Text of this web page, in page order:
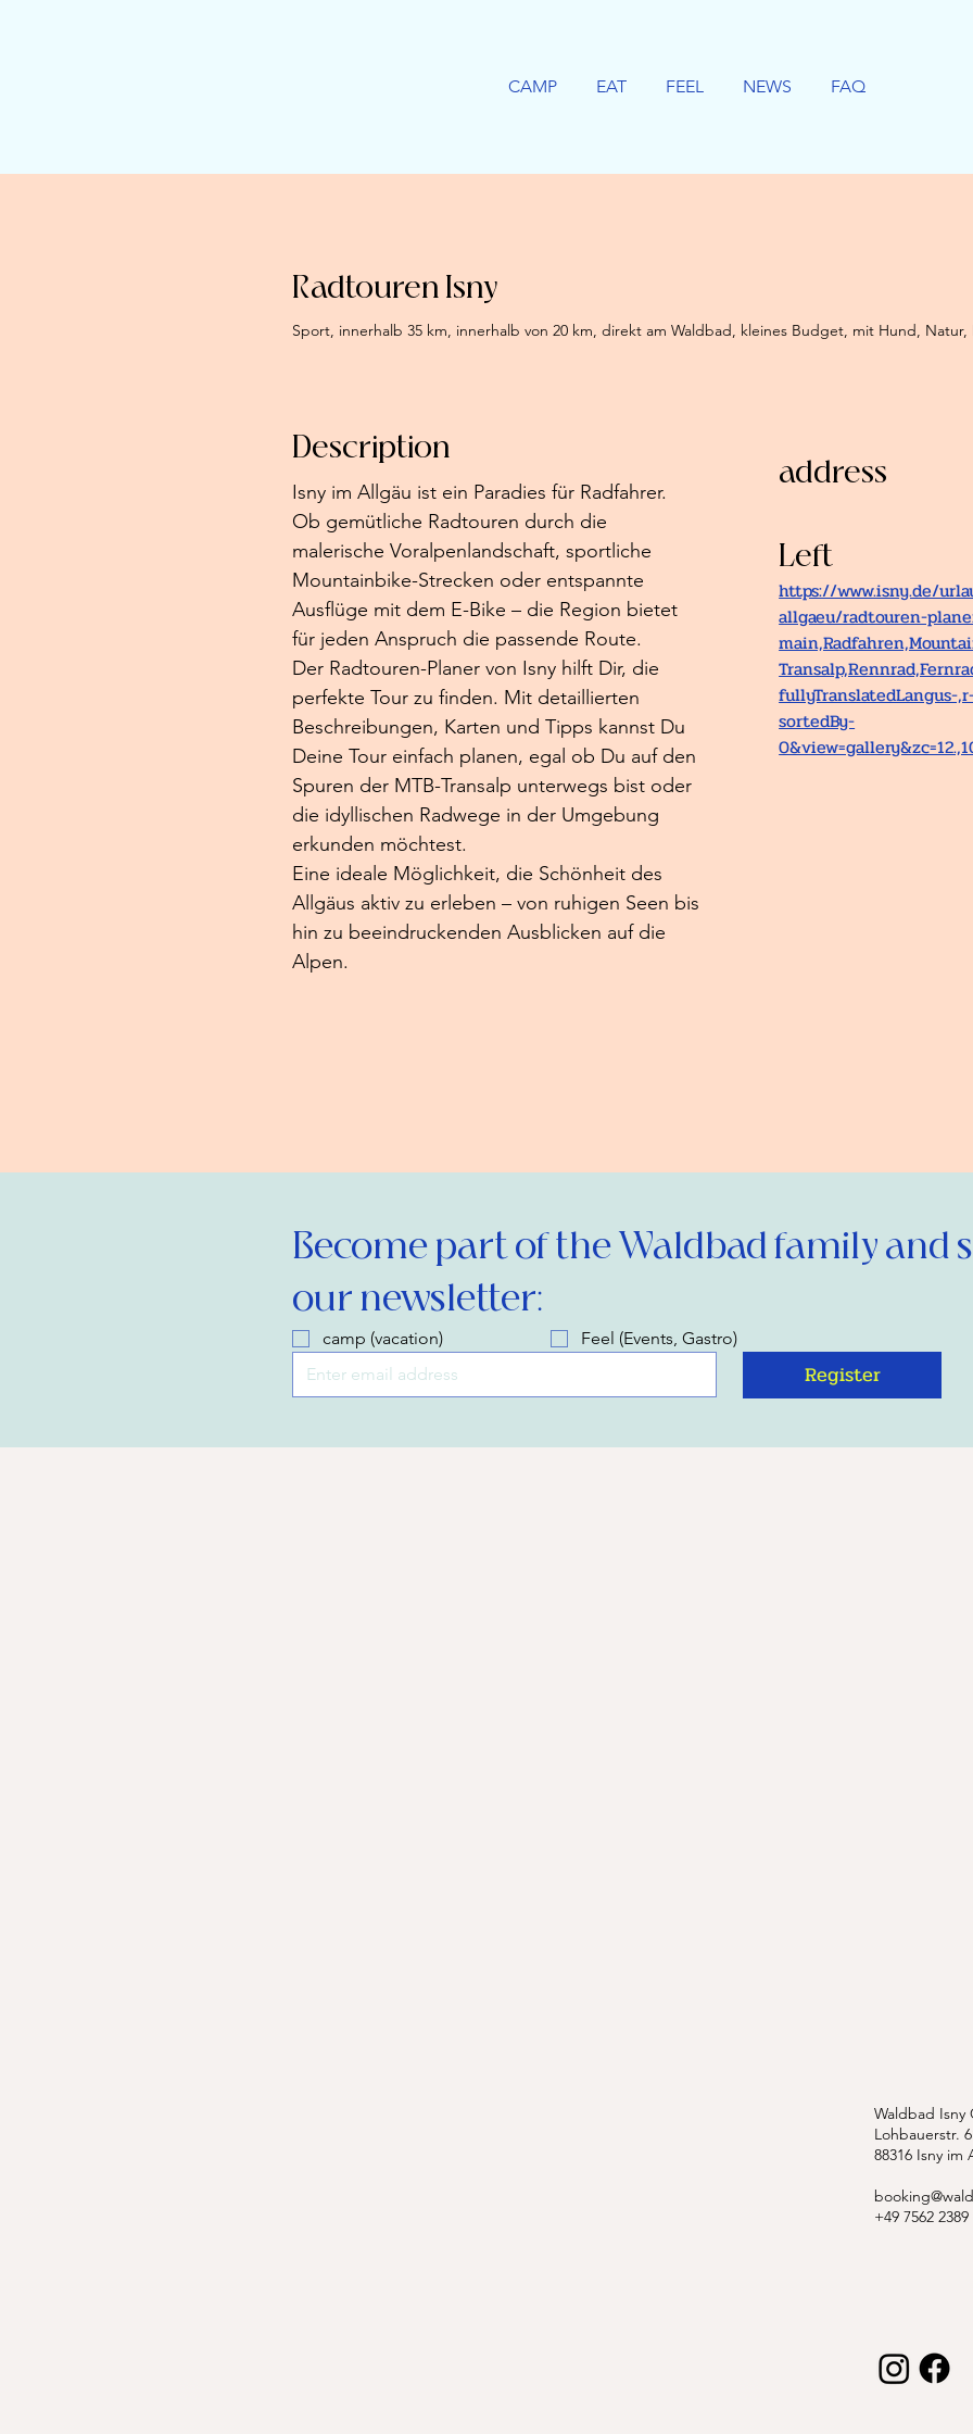
CAMP EAT FEEL NEWS FAQ
Radtouren Isny
Sport, innerhalb 35 km, innerhalb von 20 km, direkt am Waldbad, kleines Budget, mit Hund, Natur,
Become part of the Waldbad family and
our newsletter:
camp (vacation) Feel (Events, Gastro)
Register
Description
Isny im Allgäu ist ein Paradies für Radfahrer.
Ob gemütliche Radtouren durch die
malerische Voralpenlandschaft, sportliche
Mountainbike-Strecken oder entspannte
Ausflüge mit dem E-Bike – die Region bietet
für jeden Anspruch die passende Route.
Der Radtouren-Planer von Isny hilft Dir, die
perfekte Tour zu finden. Mit detaillierten
Beschreibungen, Karten und Tipps kannst Du
Deine Tour einfach planen, egal ob Du auf den
Spuren der MTB-Transalp unterwegs bist oder
die idyllischen Radwege in der Umgebung
erkunden möchtest.
Eine ideale Möglichkeit, die Schönheit des
Allgäus aktiv zu erleben – von ruhigen Seen bis
hin zu beeindruckenden Ausblicken auf die
Alpen.
address
Left
https://www.isny.de/
allgaeu/radtouren-
fullyTranslatedLangus-
sortedBy-
Waldbad Isny
Lohbauerstr.
88316 Isny im
+49 7562 2389